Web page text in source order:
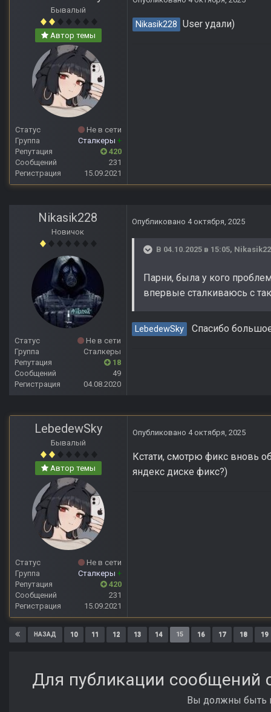
Бывалый
Автор темы
Статус
Не в сети
Группа
Сталкеры +
Репутация
420
Сообщений
231
Регистрация
15.09.2021
Nikasik228 User удали)
Nikasik228
Новичок
Статус
Не в сети
Группа
Сталкеры
Репутация
18
Сообщений
49
Регистрация
04.08.2020
Опубликовано 4 октября, 2025
В 04.10.2025 в 15:05,
Парни, была у кого
впервые сталкиваюсь с
LebedewSky Спасибо
LebedewSky
Бывалый
Автор темы
Статус
Не в сети
Группа
Сталкеры +
Репутация
420
Сообщений
231
Регистрация
15.09.2021
Опубликовано 4 октября, 2025
Кстати, смотрю фикс вновь
яндекс диске фикс?)
НАЗАД 10 11 12 13 14 15 16 17 18 19
Для публикации сообщений
Вы должны быть